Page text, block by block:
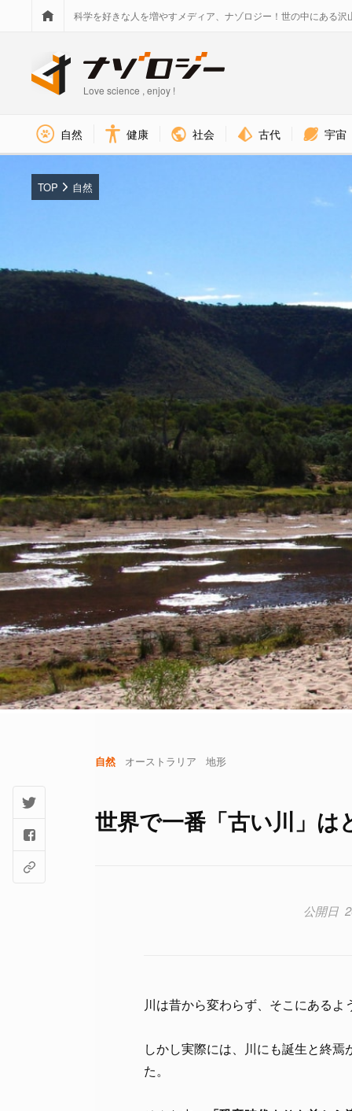
科学を好きな人を増やすメディア、ナゾロジー！世の中にある沢
Love science , enjoy !
自然 健康 社会 古代 宇宙
TOP 自然
自然 オーストラリア 地形
世界で一番「古い川」は
川は昔から変わらず、そこにあるよ
しかし実際には、川にも誕生と終
た。